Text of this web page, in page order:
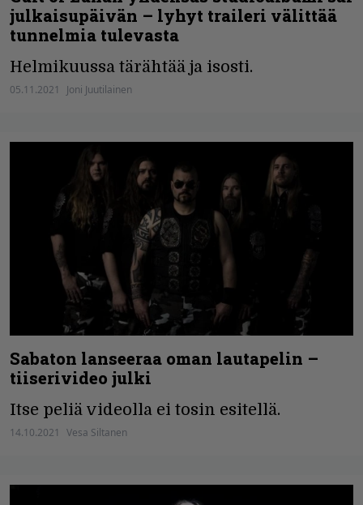
julkaisupäivän – lyhyt traileri välittää
tunnelmia tulevasta
Helmikuussa tärähtää ja isosti.
05.11.2021 Joni Juutilainen
Sabaton lanseeraa oman lautapelin –
tiiserivideo julki
Itse peliä videolla ei tosin esitellä.
14.10.2021 Vesa Siltanen